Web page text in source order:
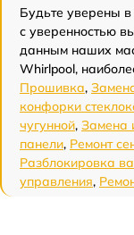
Будьте уверены
с уверенностью
данным наших
Whirlpool,
Прошивка,
конфорки
чугунной, Замена
панели, Ремонт
Разблокировка
управления,